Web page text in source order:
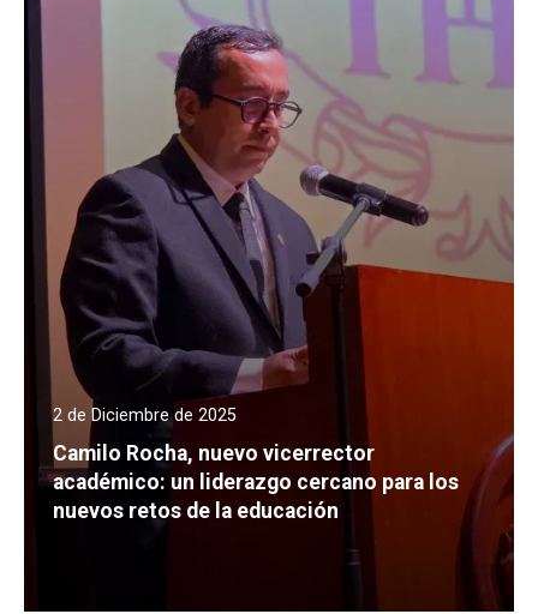
2 de Diciembre de 2025
Camilo Rocha, nuevo vicerrector
académico: un liderazgo cercano para los
nuevos retos de la educación